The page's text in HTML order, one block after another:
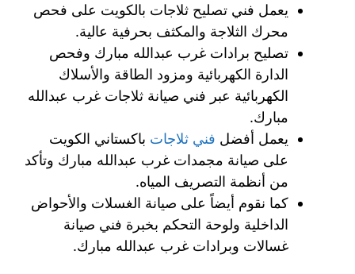
يعمل فني تصليح ثلاجات بالكويت على فحص
محرك الثلاجة والمكثف بحرفية عالية.
تصليح برادات غرب عبدالله مبارك وفحص
الدارة الكهربائية ومزود الطاقة والأسلاك
الكهربائية عبر فني صيانة ثلاجات غرب عبدالله
مبارك.
يعمل أفضل فني ثلاجات باكستاني الكويت
على صيانة مجمدات غرب عبدالله مبارك وتأكد
من أنظمة التصريف المياه.
كما نقوم أيضاً على صيانة الغسلات والأحواض
الداخلية ولوحة التحكم بخبرة فني صيانة
غسالات وبرادات غرب عبدالله مبارك.